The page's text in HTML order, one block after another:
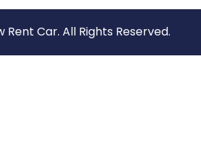
Rent Car. All Rights Reserved.